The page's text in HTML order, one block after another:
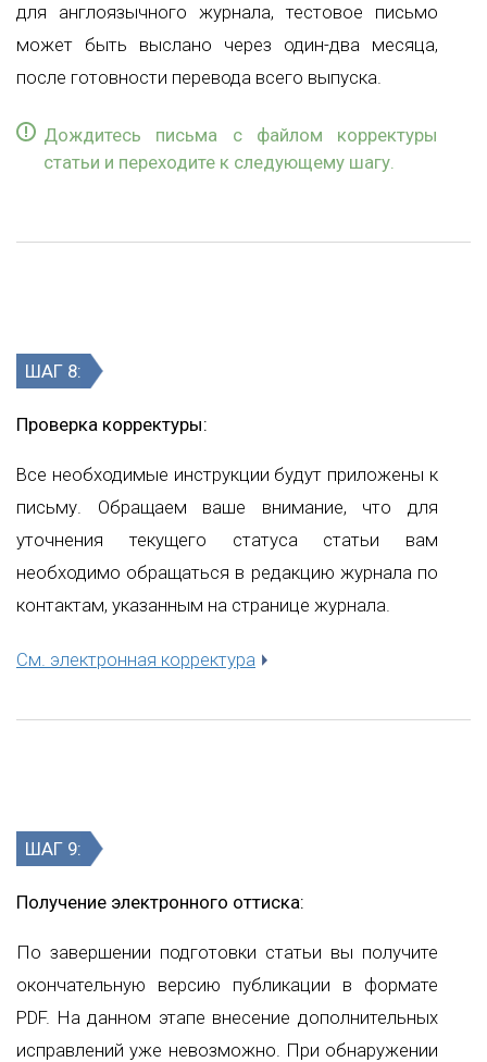
для англоязычного журнала, тестовое письмо
может быть выслано через один-два месяца,
после готовности перевода всего выпуска.
Дождитесь письма с файлом корректуры
статьи и переходите к следующему шагу.
ШАГ 8:
Проверка корректуры:
Все необходимые инструкции будут приложены к
письму. Обращаем ваше внимание, что для
уточнения текущего статуса статьи вам
необходимо обращаться в редакцию журнала по
контактам, указанным на странице журнала.
См. электронная корректура
ШАГ 9:
Получение электронного оттиска:
По завершении подготовки статьи вы получите
окончательную версию публикации в формате
PDF. На данном этапе внесение дополнительных
исправлений уже невозможно. При обнаружении